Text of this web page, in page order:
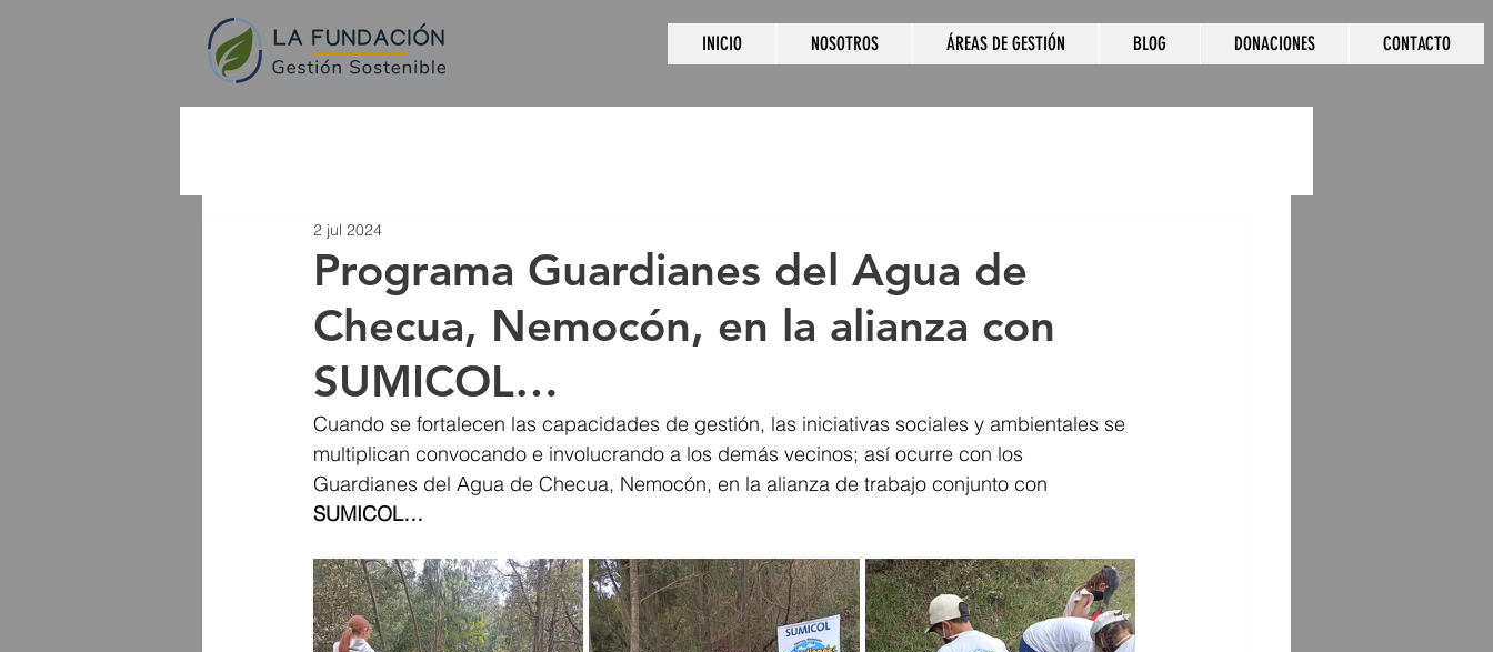
INICIO NOSOTROS ÁREAS DE GESTIÓN BLOG DONACIONES CONTACTO
Programa Guardianes del Agua de
Checua, Nemocón, en la alianza con
SUMICOL…
2 jul 2024
Cuando se fortalecen las capacidades de gestión, las iniciativas sociales y ambientales se
multiplican convocando e involucrando a los demás vecinos; así ocurre con los
Guardianes del Agua de Checua, Nemocón, en la alianza de trabajo conjunto con
SUMICOL…